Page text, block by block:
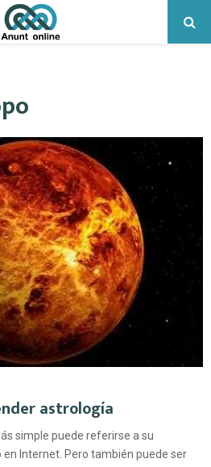
astrología
simple puede referirse a su
en Internet. Pero también puede ser